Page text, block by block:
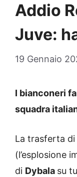
Addio
Juve:
19 Gennaio
I bianconeri
squadra
La trasferta
(l’esplosione
di Dybala su